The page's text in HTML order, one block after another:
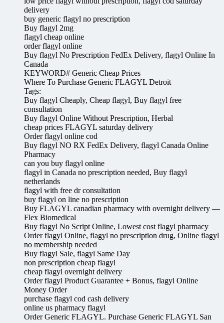
delivery
buy generic flagyl no prescription
Buy flagyl 2mg
flagyl cheap online
order flagyl online
Buy flagyl No Prescription FedEx Delivery, flagyl Online In
Canada
KEYWORD# Generic Cheap Prices
Where To Purchase Generic FLAGYL Detroit
Tags:
Buy flagyl Cheaply, Cheap flagyl, Buy flagyl free
consultation
Buy flagyl Online Without Prescription, Herbal
cheap prices FLAGYL saturday delivery
Order flagyl online cod
Buy flagyl NO RX FedEx Delivery, flagyl Canada Online
Pharmacy
can you buy flagyl online
flagyl in Canada no prescription needed, Buy flagyl
netherlands
flagyl with free dr consultation
buy flagyl on line no prescription
Buy FLAGYL canadian pharmacy with overnight delivery —
Flex Biomedical
Buy flagyl No Script Online, Lowest cost flagyl pharmacy
Order flagyl Online, flagyl no prescription drug, Online flagyl
no membership needed
Buy flagyl Sale, flagyl Same Day
non prescription cheap flagyl
cheap flagyl overnight delivery
Order flagyl Product Guarantee + Bonus, flagyl Online
Money Order
purchase flagyl cod cash delivery
online us pharmacy flagyl
Order Generic FLAGYL. Purchase Generic FLAGYL San